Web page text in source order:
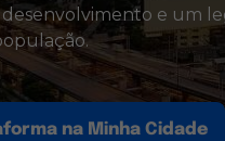
desenvolvimento e um
na Minha Cidade